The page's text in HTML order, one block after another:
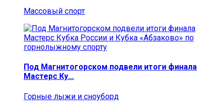
Массовый спорт
Под Магнитогорском подвели итоги финала
Мастерс Ку…
Горные лыжи и сноуборд